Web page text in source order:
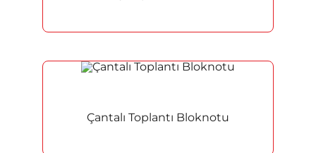
Çantalı Toplantı Bloknotu
Anasayfa